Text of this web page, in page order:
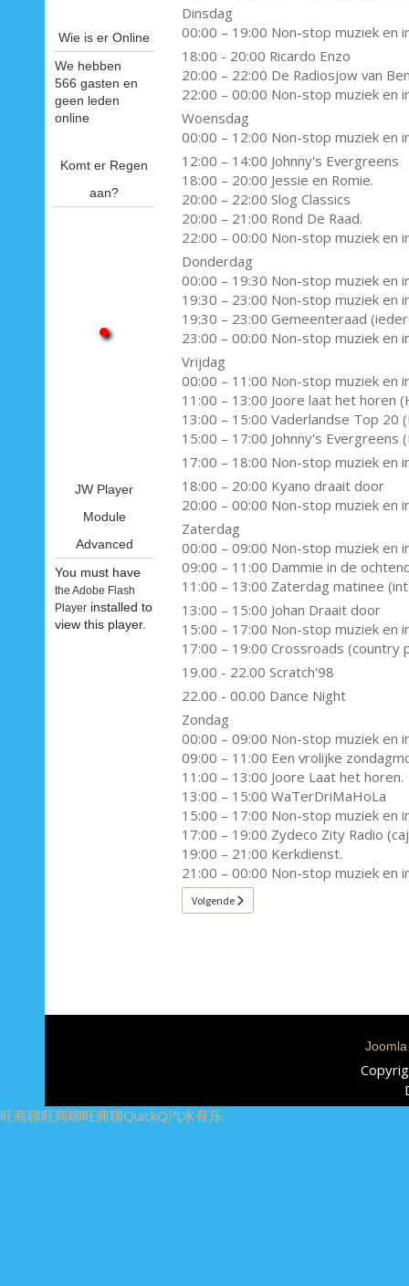
Wie is er Online
We hebben
566 gasten en
geen leden
online
Komt er Regen
aan?
JW Player
Module
Advanced
You must have
the Adobe Flash
Player installed to
view this player.
Dinsdag
00:00 – 19:00 Non-stop muziek en
18:00 - 20:00 Ricardo Enzo
20:00 – 22:00 De Radiosjow van
22:00 – 00:00 Non-stop muziek en
Woensdag
00:00 – 12:00 Non-stop muziek en
12:00 – 14:00 Johnny's Evergreens
18:00 – 20:00 Jessie en Romie.
20:00 – 22:00 Slog Classics
20:00 – 21:00 Rond De Raad.
22:00 – 00:00 Non-stop muziek en
Donderdag
00:00 – 19:30 Non-stop muziek en
19:30 – 23:00 Non-stop muziek en
19:30 – 23:00 Gemeenteraad
23:00 – 00:00 Non-stop muziek en
Vrijdag
00:00 – 11:00 Non-stop muziek en
11:00 – 13:00 Joore laat het horen
13:00 – 15:00 Vaderlandse Top 20
15:00 – 17:00 Johnny's Evergreens
17:00 – 18:00 Non-stop muziek en
18:00 – 20:00 Kyano draait door
20:00 – 00:00 Non-stop muziek en
Zaterdag
00:00 – 09:00 Non-stop muziek en
09:00 – 11:00 Dammie in de
11:00 – 13:00 Zaterdag matinee
13:00 – 15:00 Johan Draait door
15:00 – 17:00 Non-stop muziek en
17:00 – 19:00 Crossroads (country
19.00 - 22.00 Scratch'98
22.00 - 00.00 Dance Night
Zondag
00:00 – 09:00 Non-stop muziek en
09:00 – 11:00 Een vrolijke
11:00 – 13:00 Joore Laat het horen.
13:00 – 15:00 WaTerDriMaHoLa
15:00 – 17:00 Non-stop muziek en
17:00 – 19:00 Zydeco Zity Radio
19:00 – 21:00 Kerkdienst.
21:00 – 00:00 Non-stop muziek en
Volgende artikel: Radio
Volgende
旺商聊旺商聊旺商聊QuickQ汽水音乐